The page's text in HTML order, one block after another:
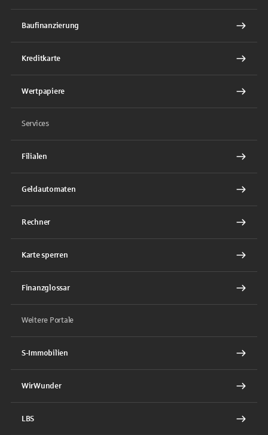
Baufinanzierung
Kreditkarte
Wertpapiere
Services
Filialen
Geldautomaten
Rechner
Karte sperren
Finanzglossar
Weitere Portale
S-Immobilien
WirWunder
LBS